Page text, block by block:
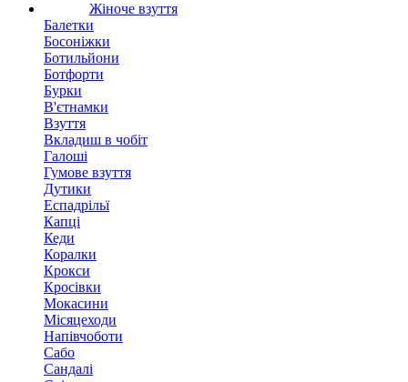
Жіноче взуття
Балетки
Босоніжки
Ботильйони
Ботфорти
Бурки
В'єтнамки
Взуття
Вкладиш в чобіт
Галоші
Гумове взуття
Дутики
Еспадрільї
Капці
Кеди
Коралки
Крокси
Кросівки
Мокасини
Місяцеходи
Напівчоботи
Сабо
Сандалі